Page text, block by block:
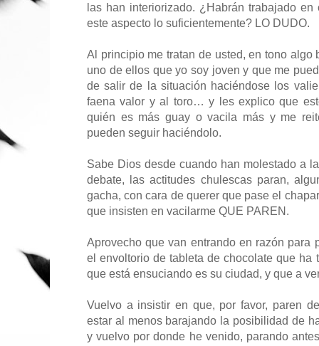
las han interiorizado. ¿Habrán trabajado
este aspecto lo suficientemente? LO DUDO.
Al principio me tratan de usted, en tono algo
uno de ellos que yo soy joven y que me
de salir de la situación haciéndose los
faena valor y al toro… y les explico que
quién es más guay o vacila más y me
pueden seguir haciéndolo.
Sabe Dios desde cuando han molestado a
debate, las actitudes chulescas paran,
gacha, con cara de querer que pase el
que insisten en vacilarme QUE PAREN.
Aprovecho que van entrando en razón para
el envoltorio de tableta de chocolate que ha
que está ensuciando es su ciudad, y que a
Vuelvo a insistir en que, por favor, paren
estar al menos barajando la posibilidad de
y vuelvo por donde he venido, parando